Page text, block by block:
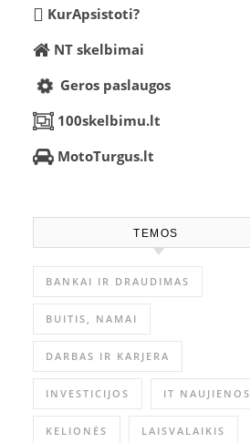
KurApsistoti?
NT skelbimai
Geros paslaugos
100skelbimu.lt
MotoTurgus.lt
TEMOS
BANKAI IR DRAUDIMAS
BUITIS, NAMAI
DARBAS IR KARJERA
INVESTICIJOS IT NAUJIENOS
KELIONĖS LAISVALAIKIS